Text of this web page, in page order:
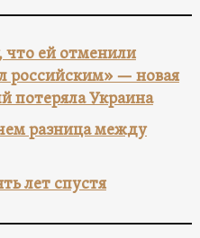
что ей отменили
российским» — новая
потеряла Украина
разница между
лет спустя